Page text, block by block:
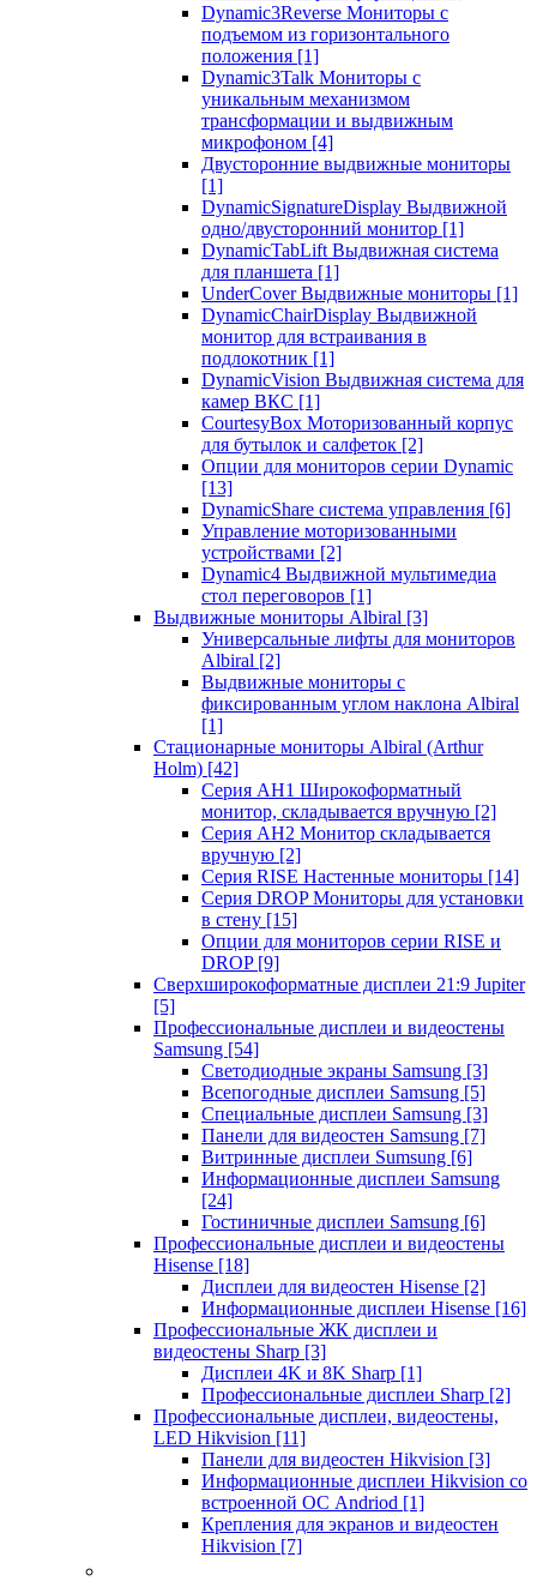
Dynamic3Reverse Мониторы с
подъемом из горизонтального
положения [1]
Dynamic3Talk Мониторы с
уникальным механизмом
трансформации и выдвижным
микрофоном [4]
Двусторонние выдвижные мониторы
[1]
DynamicSignatureDisplay Выдвижной
одно/двусторонний монитор [1]
DynamicTabLift Выдвижная система
для планшета [1]
UnderCover Выдвижные мониторы [1]
DynamicChairDisplay Выдвижной
монитор для встраивания в
подлокотник [1]
DynamicVision Выдвижная система для
камер ВКС [1]
CourtesyBox Моторизованный корпус
для бутылок и салфеток [2]
Опции для мониторов серии Dynamic
[13]
DynamicShare система управления [6]
Управление моторизованными
устройствами [2]
Dynamic4 Выдвижной мультимедиа
стол переговоров [1]
Выдвижные мониторы Albiral [3]
Универсальные лифты для мониторов
Albiral [2]
Выдвижные мониторы с
фиксированным углом наклона Albiral
[1]
Стационарные мониторы Albiral (Arthur
Holm) [42]
Серия AH1 Широкоформатный
монитор, складывается вручную [2]
Серия AH2 Монитор складывается
вручную [2]
Серия RISE Настенные мониторы [14]
Серия DROP Мониторы для установки
в стену [15]
Опции для мониторов серии RISE и
DROP [9]
Сверхширокоформатные дисплеи 21:9 Jupiter
[5]
Профессиональные дисплеи и видеостены
Samsung [54]
Светодиодные экраны Samsung [3]
Всепогодные дисплеи Samsung [5]
Специальные дисплеи Samsung [3]
Панели для видеостен Samsung [7]
Витринные дисплеи Sumsung [6]
Информационные дисплеи Samsung
[24]
Гостиничные дисплеи Samsung [6]
Профессиональные дисплеи и видеостены
Hisense [18]
Дисплеи для видеостен Hisense [2]
Информационные дисплеи Hisense [16]
Профессиональные ЖК дисплеи и
видеостены Sharp [3]
Дисплеи 4K и 8K Sharp [1]
Профессиональные дисплеи Sharp [2]
Профессиональные дисплеи, видеостены,
LED Hikvision [11]
Панели для видеостен Hikvision [3]
Информационные дисплеи Hikvision со
встроенной ОС Andriod [1]
Крепления для экранов и видеостен
Hikvision [7]